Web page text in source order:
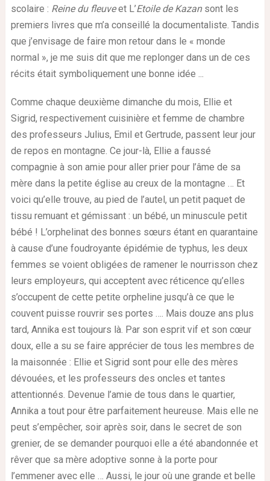
scolaire : Reine du fleuveet L’Etoile de Kazansont les
premiers livres que m’a conseillé la documentaliste. Tandis
que j’envisage de faire mon retour dans le « monde
normal », je me suis dit que me replonger dans un de ces
récits était symboliquement une bonne idée ...
Comme chaque deuxième dimanche du mois, Ellie et
Sigrid, respectivement cuisinière et femme de chambre
des professeurs Julius, Emil et Gertrude, passent leur jour
de repos en montagne. Ce jour-là, Ellie a faussé
compagnie à son amie pour aller prier pour l’âme de sa
mère dans la petite église au creux de la montagne … Et
voici qu’elle trouve, au pied de l’autel, un petit paquet de
tissu remuant et gémissant : un bébé, un minuscule petit
bébé ! L’orphelinat des bonnes sœurs étant en quarantaine
à cause d’une foudroyante épidémie de typhus, les deux
femmes se voient obligées de ramener le nourrisson chez
leurs employeurs, qui acceptent avec réticence qu’elles
s’occupent de cette petite orpheline jusqu’à ce que le
couvent puisse rouvrir ses portes …. Mais douze ans plus
tard, Annika est toujours là. Par son esprit vif et son cœur
doux, elle a su se faire apprécier de tous les membres de
la maisonnée : Ellie et Sigrid sont pour elle des mères
dévouées, et les professeurs des oncles et tantes
attentionnés. Devenue l’amie de tous dans le quartier,
Annika a tout pour être parfaitement heureuse. Mais elle ne
peut s’empêcher, soir après soir, dans le secret de son
grenier, de se demander pourquoi elle a été abandonnée et
rêver que sa mère adoptive sonne à la porte pour
l’emmener avec elle … Aussi, le jour où une grande et belle